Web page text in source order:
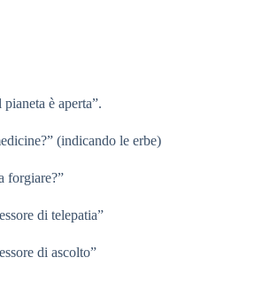
pianeta è aperta”.
(indicando le erbe)
forgiare?”
di telepatia”
di ascolto”